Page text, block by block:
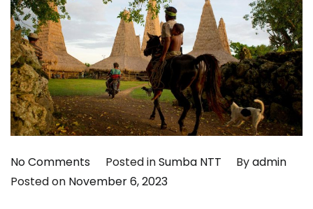
No Commentson
Menjelajahi
Posted inSumba NTT Byadmin
Posted on November 6, 2023